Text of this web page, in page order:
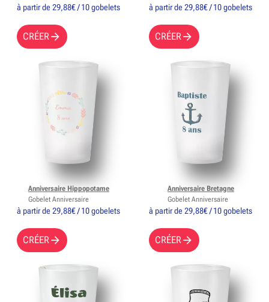
à partir de 29,88€ / 10 gobelets
CRÉER
à partir de 29,88€ / 10 gobelets
CRÉER
à partir de 29,88€ / 10 gobelets
CRÉER
Anniversaire Hippopotame
Gobelet Anniversaire
à partir de 29,88€ / 10 gobelets
CRÉER
Anniversaire Bretagne
Gobelet Anniversaire